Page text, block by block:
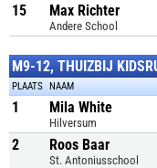
15 Max Richter
Andere School
M9-12, THUIZBIJ
PLAATS NAAM
1 Mila White
Hilversum
2 Roos Baar
St. Antoniusschool